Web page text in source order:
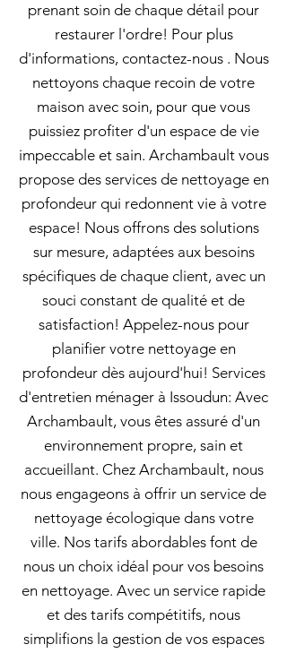
prenant soin de chaque détail pour
restaurer l'ordre! Pour plus
d'informations, contactez-nous . Nous
nettoyons chaque recoin de votre
maison avec soin, pour que vous
puissiez profiter d'un espace de vie
impeccable et sain. Archambault vous
propose des services de nettoyage en
profondeur qui redonnent vie à votre
espace! Nous offrons des solutions
sur mesure, adaptées aux besoins
spécifiques de chaque client, avec un
souci constant de qualité et de
satisfaction! Appelez-nous pour
planifier votre nettoyage en
profondeur dès aujourd'hui! Services
d'entretien ménager à Issoudun: Avec
Archambault, vous êtes assuré d'un
environnement propre, sain et
accueillant. Chez Archambault, nous
nous engageons à offrir un service de
nettoyage écologique dans votre
ville. Nos tarifs abordables font de
nous un choix idéal pour vos besoins
en nettoyage. Avec un service rapide
et des tarifs compétitifs, nous
simplifions la gestion de vos espaces